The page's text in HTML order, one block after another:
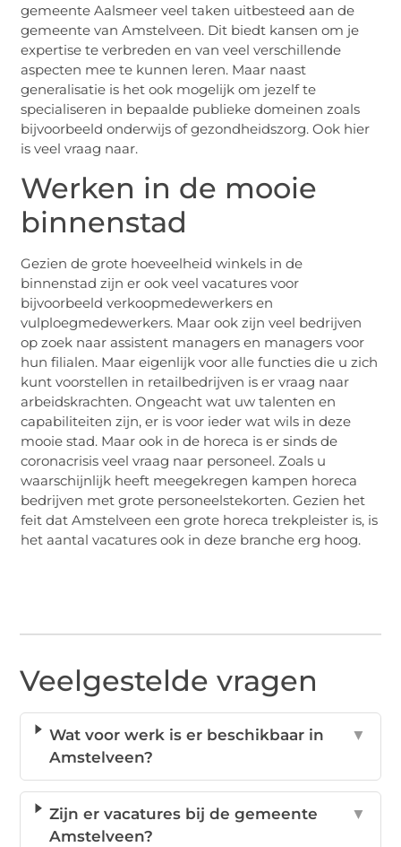
gemeente Aalsmeer veel taken uitbesteed aan de
gemeente van Amstelveen. Dit biedt kansen om je
expertise te verbreden en van veel verschillende
aspecten mee te kunnen leren. Maar naast
generalisatie is het ook mogelijk om jezelf te
specialiseren in bepaalde publieke domeinen zoals
bijvoorbeeld onderwijs of gezondheidszorg. Ook hier
is veel vraag naar.
Werken in de mooie
binnenstad
Gezien de grote hoeveelheid winkels in de
binnenstad zijn er ook veel vacatures voor
bijvoorbeeld verkoopmedewerkers en
vulploegmedewerkers. Maar ook zijn veel bedrijven
op zoek naar assistent managers en managers voor
hun filialen. Maar eigenlijk voor alle functies die u zich
kunt voorstellen in retailbedrijven is er vraag naar
arbeidskrachten. Ongeacht wat uw talenten en
capabiliteiten zijn, er is voor ieder wat wils in deze
mooie stad. Maar ook in de horeca is er sinds de
coronacrisis veel vraag naar personeel. Zoals u
waarschijnlijk heeft meegekregen kampen horeca
bedrijven met grote personeelstekorten. Gezien het
feit dat Amstelveen een grote horeca trekpleister is, is
het aantal vacatures ook in deze branche erg hoog.
Veelgestelde vragen
Wat voor werk is er beschikbaar in
Amstelveen?
▼
Zijn er vacatures bij de gemeente
Amstelveen?
▼